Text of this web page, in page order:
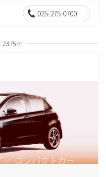
025-275-0700
2375m